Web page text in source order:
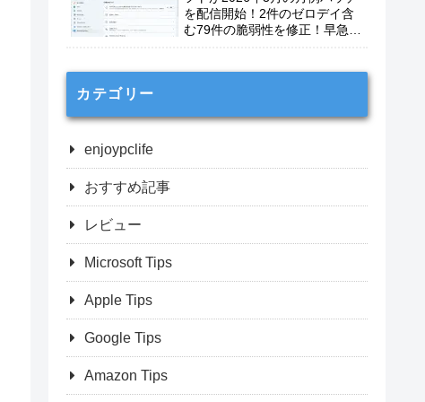
を配信開始！2件のゼロデイ含
む79件の脆弱性を修正！早急に
カテゴリー
enjoypclife
おすすめ記事
レビュー
Microsoft Tips
Apple Tips
Google Tips
Amazon Tips